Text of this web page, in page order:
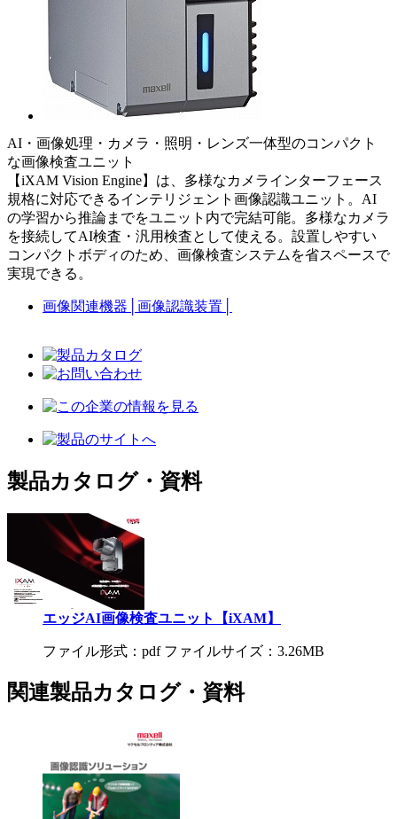
AI・画像処理・カメラ・照明・レンズ一体型のコンパクト
な画像検査ユニット
【iXAM Vision Engine】は、多様なカメラインターフェース
規格に対応できるインテリジェント画像認識ユニット。AI
の学習から推論までをユニット内で完結可能。多様なカメラ
を接続してAI検査・汎用検査として使える。設置しやすい
コンパクトボディのため、画像検査システムを省スペースで
実現できる。
画像関連機器 画像認識装置
製品カタログ・資料
エッジAI画像検査ユニット【iXAM】
ファイル形式：pdf ファイルサイズ：3.26MB
関連製品カタログ・資料